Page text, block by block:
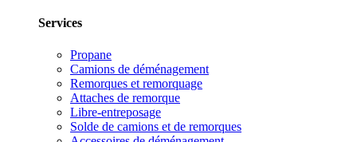
Services
Propane
Camions de déménagement
Remorques et remorquage
Attaches de remorque
Libre-entreposage
Solde de camions et de remorques